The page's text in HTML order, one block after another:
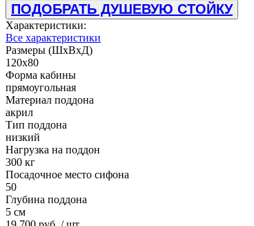
ПОДОБРАТЬ ДУШЕВУЮ СТОЙКУ
Характеристики:
Все характеристики
Размеры (ШхВхД)
120x80
Форма кабины
прямоугольная
Материал поддона
акрил
Тип поддона
низкий
Нагрузка на поддон
300 кг
Посадочное место сифона
50
Глубина поддона
5 см